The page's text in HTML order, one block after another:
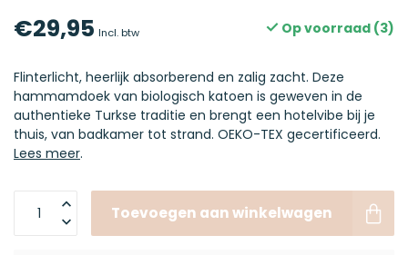
€29,95 Incl. btw Op voorraad (3)
Flinterlicht, heerlijk absorberend en zalig zacht. Deze
hammamdoek van biologisch katoen is geweven in de
authentieke Turkse traditie en brengt een hotelvibe bij je
thuis, van badkamer tot strand. OEKO-TEX gecertificeerd.
Lees meer.
Toevoegen aan winkelwagen